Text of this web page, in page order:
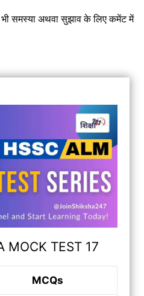
समस्या अथवा सुझाव के लिए कमेंट में
MOCK TEST 17
MCQs